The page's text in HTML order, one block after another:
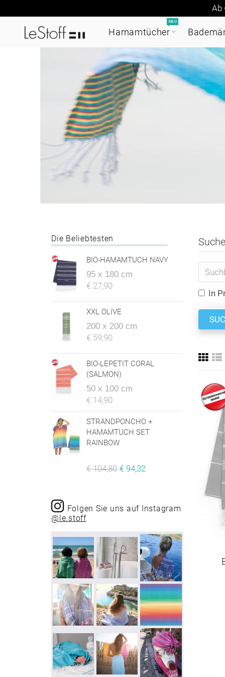
Ab
Hamamtücher
NEU
Die Beliebtesten
BIO-HAMAMTUCH NAVY
95 x 180 cm
€ 27,90
XXL OLIVE
200 x 200 cm
€ 59,90
BIO-LEPETIT CORAL
(SALMON)
50 x 100 cm
€ 14,90
STRANDPONCHO +
HAMAMTUCH SET
RAINBOW
€ 104,80 € 94,32
Folgen Sie uns auf Instagram
@le.stoff
Suche
In